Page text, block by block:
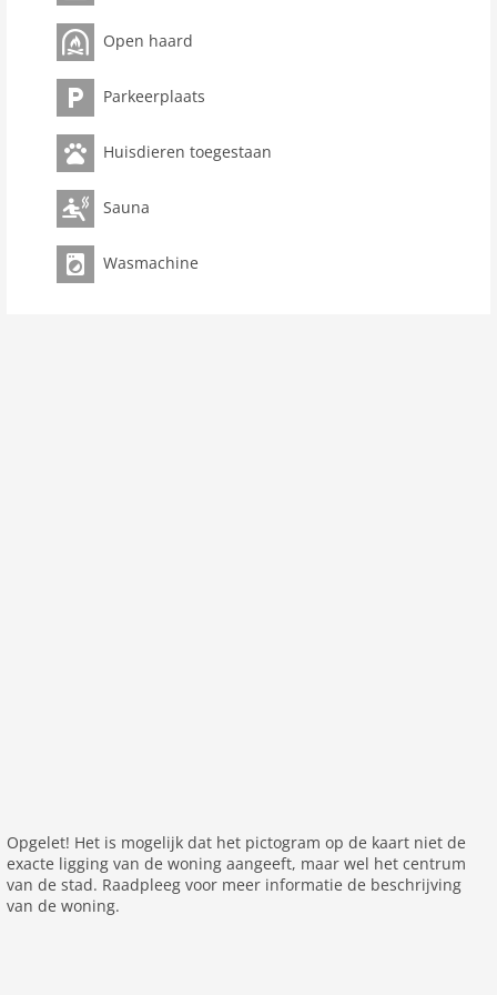
opmerking: Baltic Village Damp - Premiumhaus
Het organiseren van studentenfeesten,
verbodenNiet roken accommodatie.niet geschikt voor
mensen met beperkte mobiliteit.
Parterre: (open keuken(kookplaat(4 kookplaten,
keramisch), waterkoker, broodrooster,
koffiezetapparaat, oven, magnetron, afwasmachine,
koelkast, Blender), woon/eetkamer(2-pers. slaapbank,
TV, eettafel, open haard, stereo-installatie),
toilet(wastafel, toilet))Op de 1e etage: (slaapkamer(2-
koffiezetapparaat, oven, magnetron, afwasmachine,
koelkast, Blender
woon/eetkamer: 2-pers. slaapbank, TV, eettafel, open
haard, stereo-installatie
Open haard
Parkeerplaats
Huisdieren toegestaan
Sauna
Wasmachine
Opgelet! Het is mogelijk dat het pictogram op de kaart niet de
exacte ligging van de woning aangeeft, maar wel het centrum
van de stad. Raadpleeg voor meer informatie de beschrijving
van de woning.